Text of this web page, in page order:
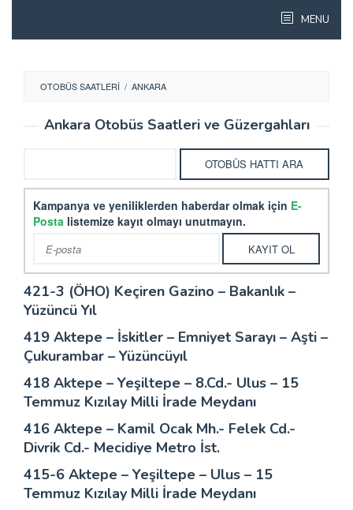
content
MENU
OTOBÜS SAATLERI / ANKARA
Ankara Otobüs Saatleri ve Güzergahları
Kampanya ve yeniliklerden haberdar olmak için E-
Posta listemize kayıt olmayı unutmayın.
421-3 (ÖHO) Keçiren Gazino – Bakanlık –
Yüzüncü Yıl
419 Aktepe – İskitler – Emniyet Sarayı – Aşti –
Çukurambar – Yüzüncüyıl
418 Aktepe – Yeşiltepe – 8.Cd.- Ulus – 15
Temmuz Kızılay Milli İrade Meydanı
416 Aktepe – Kamil Ocak Mh.- Felek Cd.-
Divrik Cd.- Mecidiye Metro İst.
415-6 Aktepe – Yeşiltepe – Ulus – 15
Temmuz Kızılay Milli İrade Meydanı